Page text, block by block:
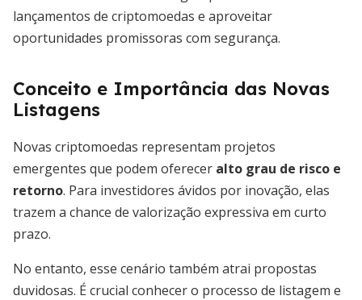
lançamentos de criptomoedas e aproveitar
oportunidades promissoras com segurança.
Conceito e Importância das Novas
Listagens
Novas criptomoedas representam projetos
emergentes que podem oferecer alto grau de risco e
retorno. Para investidores ávidos por inovação, elas
trazem a chance de valorização expressiva em curto
prazo.
No entanto, esse cenário também atrai propostas
duvidosas. É crucial conhecer o processo de listagem e